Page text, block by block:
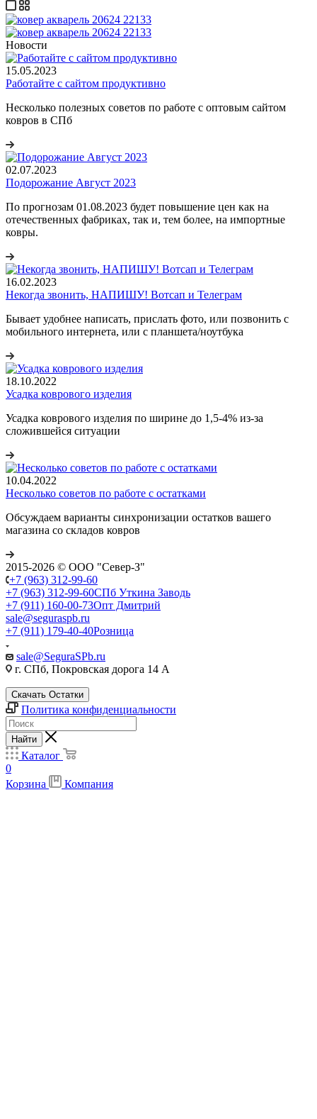
Новости
15.05.2023
Работайте с сайтом продуктивно
Несколько полезных советов по работе с оптовым сайтом
ковров в СПб
02.07.2023
Подорожание Август 2023
По прогнозам 01.08.2023 будет повышение цен как на
отечественных фабриках, так и, тем более, на импортные
ковры.
16.02.2023
Некогда звонить, НАПИШУ! Вотсап и Телеграм
Бывает удобнее написать, прислать фото, или позвонить с
мобильного интернета, или с планшета/ноутбука
18.10.2022
Усадка коврового изделия
Усадка коврового изделия по ширине до 1,5-4% из-за
сложившейся ситуации
10.04.2022
Несколько советов по работе с остатками
Обсуждаем варианты синхронизации остатков вашего
магазина со складов ковров
2015-2026 © ООО "Север-З"
+7 (963) 312-99-60
+7 (963) 312-99-60СПб Уткина Заводь
+7 (911) 160-00-73Опт Дмитрий
sale@seguraspb.ru
+7 (911) 179-40-40Розница
sale@SeguraSPb.ru
г. СПб, Покровская дорога 14 А
Скачать Остатки
Политика конфиденциальности
Найти
Каталог
0
Корзина
Компания